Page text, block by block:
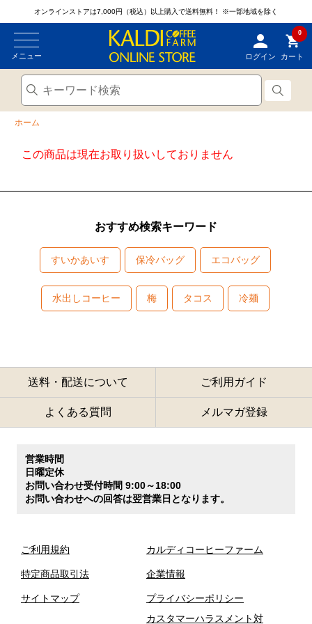
オンラインストアは7,000円（税込）以上購入で送料無料！ ※一部地域を除く
メニュー ログイン
0
カート
ホーム
この商品は現在お取り扱いしておりません
おすすめ検索キーワード
すいかあいす 保冷バッグ エコバッグ
水出しコーヒー 梅 タコス 冷麺
送料・配送について ご利用ガイド
よくある質問 メルマガ登録
営業時間
日曜定休
お問い合わせ受付時間 9:00～18:00
お問い合わせへの回答は翌営業日となります。
ご利用規約
特定商品取引法
サイトマップ
カルディコーヒーファーム
企業情報
プライバシーポリシー
カスタマーハラスメント対